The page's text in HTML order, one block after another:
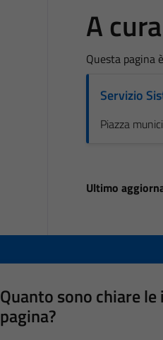
A
Questa pagina
Servizio
Piazza
Ultimo
Quanto sono chiare
pagina?